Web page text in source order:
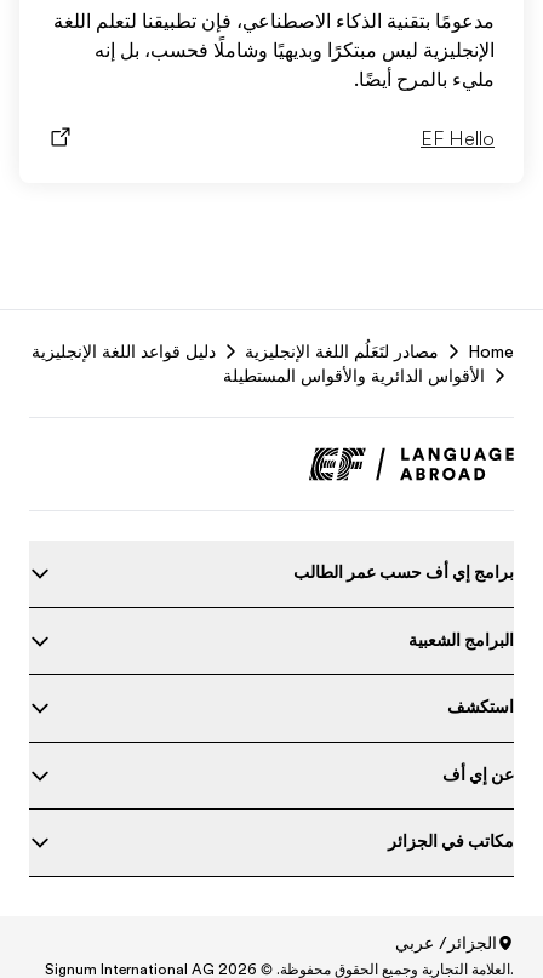
مدعومًا بتقنية الذكاء الاصطناعي، فإن تطبيقنا لتعلم اللغة
الإنجليزية ليس مبتكرًا وبديهيًا وشاملًا فحسب، بل إنه
مليء بالمرح أيضًا.
EF Hello
Home مصادر لتَعَلُم اللغة الإنجليزية
دليل قواعد اللغة الإنجليزية
الأقواس الدائرية والأقواس المستطيلة
برامج إي أف حسب عمر الطالب
البرامج الشعبية
استكشف
عن إي أف
مكاتب في الجزائر
الجزائر/ عربي
North America/Canada / English
.العلامة التجارية وجميع الحقوق محفوظة. © Signum International AG 2026